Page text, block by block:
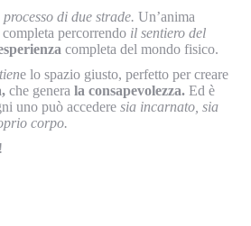
di due strade. Un’anima
completa percorrendo il sentiero del
completa del mondo fisico.
e lo spazio giusto, perfetto per creare
che genera la consapevolezza. Ed è
uno può accedere sia incarnato, sia
corpo.